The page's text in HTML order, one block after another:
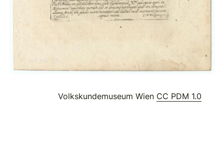
Volkskundemuseum Wien CC PDM 1.0